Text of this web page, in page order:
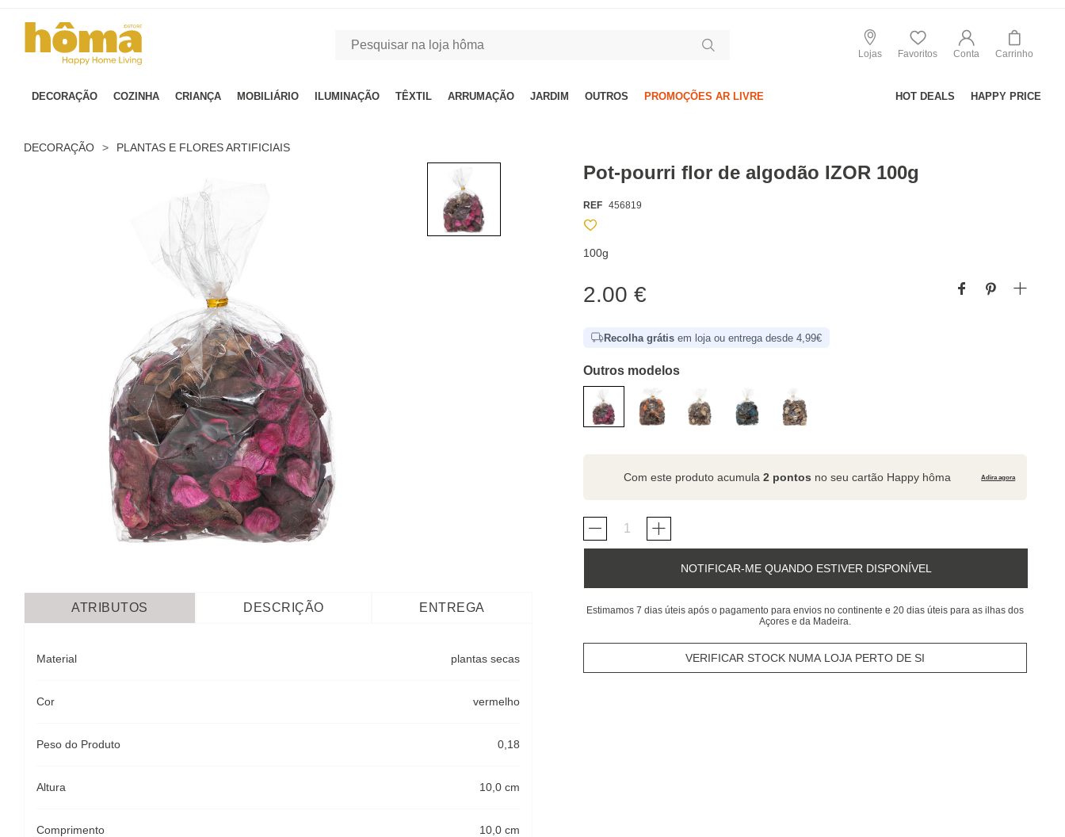
Lojas Favoritos Conta Carrinho
DECORAÇÃO COZINHA CRIANÇA MOBILIÁRIO ILUMINAÇÃO TÊXTIL ARRUMAÇÃO JARDIM OUTROS PROMOÇÕES AR LIVRE HOT DEALS HAPPY PRICE
DECORAÇÃO > PLANTAS E FLORES ARTIFICIAIS
Pot-pourri flor de algodão IZOR 100g
REF 456819
100g
2.00 €
Recolha grátis em loja ou entrega desde 4,99€
Outros modelos
Com este produto acumula2 pontos no seu cartão Happy hôma Adira agora
NOTIFICAR-ME QUANDO ESTIVER DISPONÍVEL
Estimamos 7 dias úteis após o pagamento para envios no continente e 20 dias úteis para as ilhas dos
Açores e da Madeira.
VERIFICAR STOCK NUMA LOJA PERTO DE SI
ATRIBUTOS DESCRIÇÃO ENTREGA
Material plantas secas
Cor vermelho
Peso do Produto 0,18
Altura 10,0 cm
Comprimento 10,0 cm